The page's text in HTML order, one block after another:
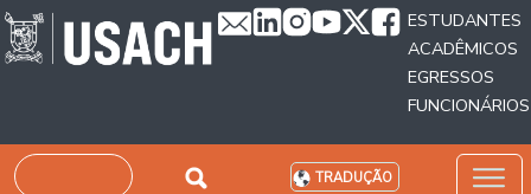
Passar para o conteúdo principal
ESTUDANTES
ACADÊMICOS
EGRESSOS
FUNCIONÁRIOS
Pesquisar TRADUÇÃO